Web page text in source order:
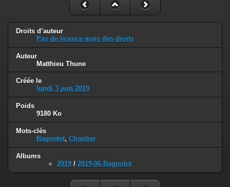
Droits d’auteur
Pas de licence mais des droits
Auteur
Matthieu Thune
Créée le
lundi 3 juin 2019
Poids
9180 Ko
Mots-clés
Bagnolet, Chantier
Albums
2019 / 2019-06 Bagnolet